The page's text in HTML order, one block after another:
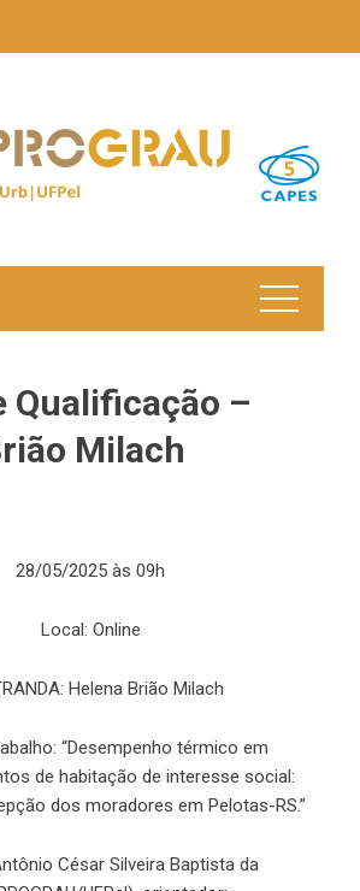
Qualificação –
Milach
28/05/2025 às 09h
Local: Online
Helena Brião Milach
“Desempenho térmico em
de habitação de interesse social:
dos moradores em Pelotas-RS.”
César Silveira Baptista da